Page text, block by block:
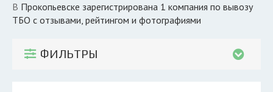
Компании
Экоблог
в Прокопьевске зарегистрирована 1 компания по вывозу
ТБО с отзывами, рейтингом и фотографиями
ФИЛЬТРЫ